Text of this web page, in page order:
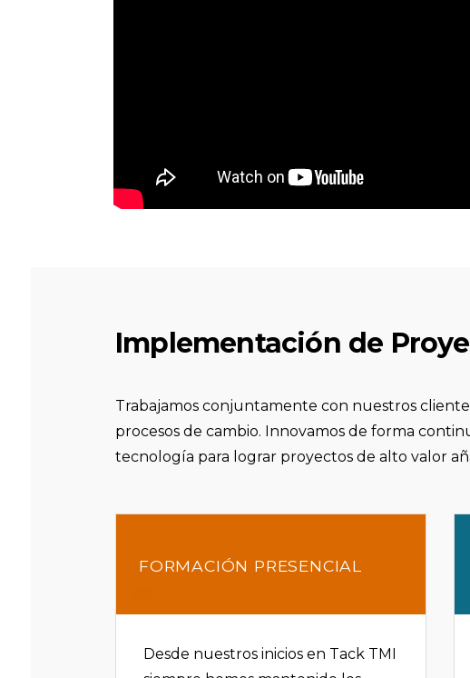
Implementación de
Trabajamos conjuntamente con nuestros
procesos de cambio. Innovamos de forma
tecnología para lograr proyectos de alto valor
FORMACIÓN PRESENCIAL
Desde nuestros inicios en Tack TMI